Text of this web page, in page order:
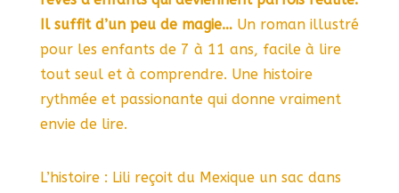
Il suffit d’un peu de magie… Un roman illustré
pour les enfants de 7 à 11 ans, facile à lire
tout seul et à comprendre. Une histoire
rythmée et passionante qui donne vraiment
envie de lire.
L’histoire : Lili reçoit du Mexique un sac dans